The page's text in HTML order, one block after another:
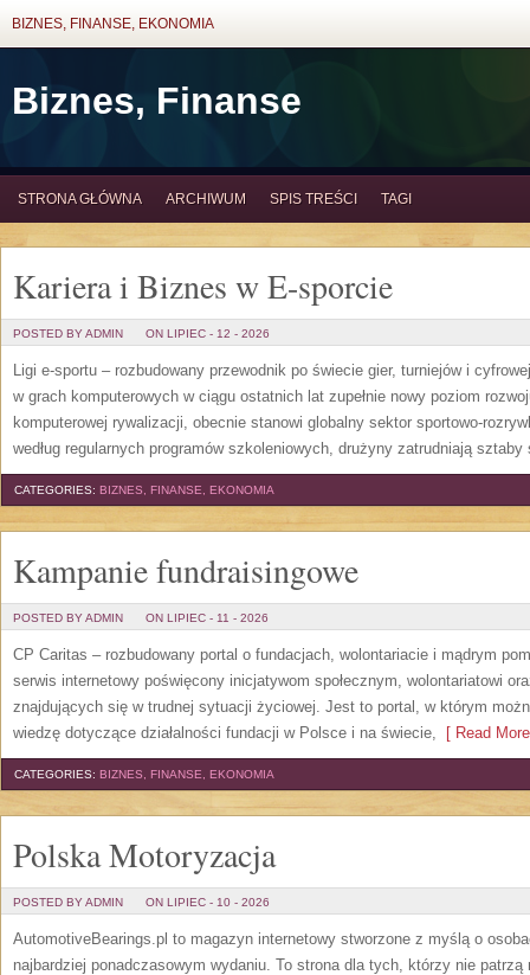
BIZNES, FINANSE, EKONOMIA
Biznes, Finanse
STRONA GŁÓWNA ARCHIWUM SPIS TREŚCI TAGI
Kariera i Biznes w E-sporcie
POSTED BY ADMIN ON LIPIEC - 12 - 2026
Ligi e-sportu – rozbudowany przewodnik po świecie gier, turniejów i
w grach komputerowych w ciągu ostatnich lat zupełnie nowy poziom
komputerowej rywalizacji, obecnie stanowi globalny sektor sportowo-
według regularnych programów szkoleniowych, drużyny zatrudniają sztaby
CATEGORIES: BIZNES, FINANSE, EKONOMIA
Kampanie fundraisingowe
POSTED BY ADMIN ON LIPIEC - 11 - 2026
CP Caritas – rozbudowany portal o fundacjach, wolontariacie i mądrym
serwis internetowy poświęcony inicjatywom społecznym, wolontariatowi
znajdujących się w trudnej sytuacji życiowej. Jest to portal, w którym
wiedzę dotyczące działalności fundacji w Polsce i na świecie, [ Read
CATEGORIES: BIZNES, FINANSE, EKONOMIA
Polska Motoryzacja
POSTED BY ADMIN ON LIPIEC - 10 - 2026
AutomotiveBearings.pl to magazyn internetowy stworzone z myślą o
najbardziej ponadczasowym wydaniu. To strona dla tych, którzy nie patrzą